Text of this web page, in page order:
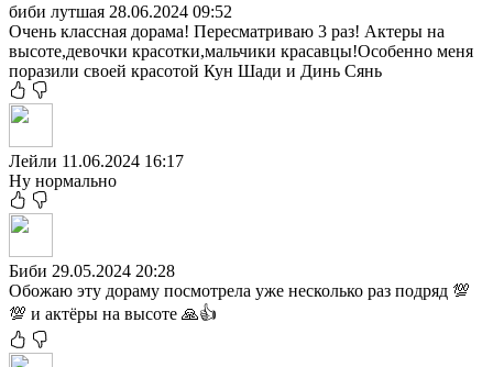
биби лутшая 28.06.2024 09:52
Очень классная дорама! Пересматриваю 3 раз! Актеры на
высоте,девочки красотки,мальчики красавцы!Особенно меня
поразили своей красотой Кун Шади и Динь Сянь
Лейли 11.06.2024 16:17
Ну нормально
Биби 29.05.2024 20:28
Обожаю эту дораму посмотрела уже несколько раз подряд 💯
💯 и актёры на высоте 🙏👍